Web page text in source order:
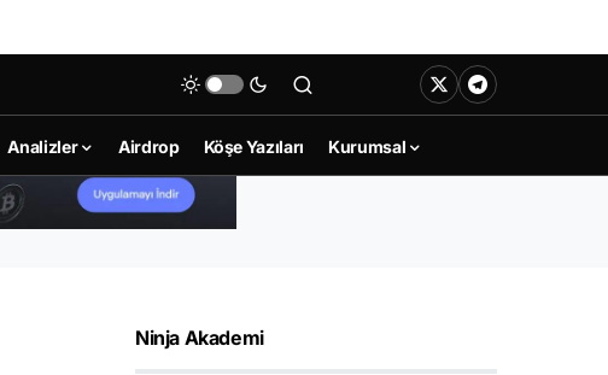
Analizler Airdrop Köşe Yazıları Kurumsal
Ninja Akademi